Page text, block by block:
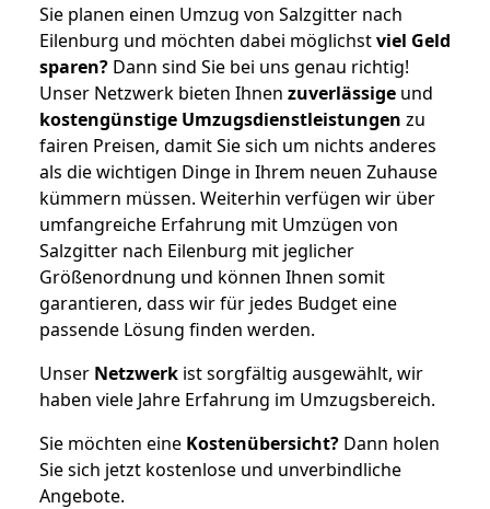
Sie planen einen Umzug von Salzgitter nach
Eilenburg und möchten dabei möglichstviel Geld
sparen? Dann sind Sie bei uns genau richtig!
Unser Netzwerk bieten Ihnen zuverlässige und
kostengünstige Umzugsdienstleistungen zu
fairen Preisen, damit Sie sich um nichts anderes
als die wichtigen Dinge in Ihrem neuen Zuhause
kümmern müssen. Weiterhin verfügen wir über
umfangreiche Erfahrung mit Umzügen von
Salzgitter nach Eilenburg mit jeglicher
Größenordnung und können Ihnen somit
garantieren, dass wir für jedes Budget eine
passende Lösung finden werden.
Unser Netzwerk ist sorgfältig ausgewählt, wir
haben viele Jahre Erfahrung im Umzugsbereich.
Sie möchten eine Kostenübersicht? Dann holen
Sie sich jetzt kostenlose und unverbindliche
Angebote.